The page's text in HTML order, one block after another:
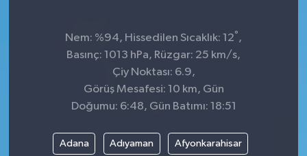
Nem: %94, Hissedilen Sıcaklık: 12° ,
Basınç: 1013 hPa, Rüzgar: 25 km/s,
Çiy Noktası: 6.9,
Görüş Mesafesi: 10 km, Gün
Doğumu: 6:48, Gün Batımı: 18:51
Adana Adıyaman Afyonkarahisar